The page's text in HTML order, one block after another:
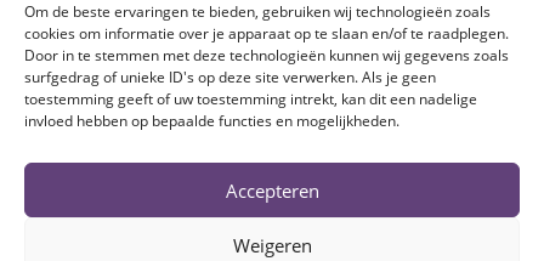
Om de beste ervaringen te bieden, gebruiken wij technologieën zoals
cookies om informatie over je apparaat op te slaan en/of te raadplegen.
Door in te stemmen met deze technologieën kunnen wij gegevens zoals
surfgedrag of unieke ID's op deze site verwerken. Als je geen
toestemming geeft of uw toestemming intrekt, kan dit een nadelige
invloed hebben op bepaalde functies en mogelijkheden.
Accepteren
Weigeren